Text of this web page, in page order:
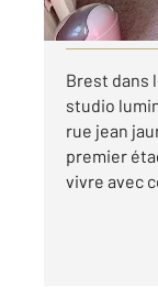
Visiter le
Brest dans
studio
rue jean
premier
vivre avec